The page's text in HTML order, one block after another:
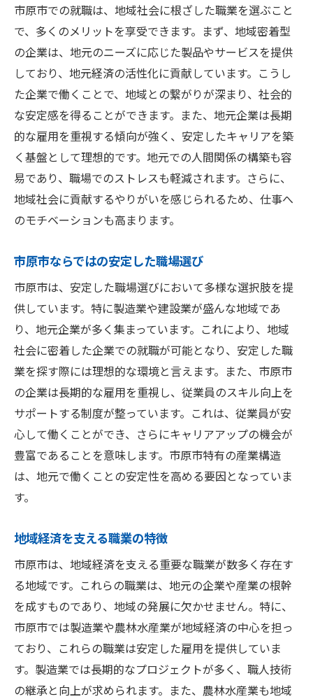
市原市での就職は、地域社会に根ざした職業を選ぶこと
で、多くのメリットを享受できます。まず、地域密着型
の企業は、地元のニーズに応じた製品やサービスを提供
しており、地元経済の活性化に貢献しています。こうし
た企業で働くことで、地域との繋がりが深まり、社会的
な安定感を得ることができます。また、地元企業は長期
的な雇用を重視する傾向が強く、安定したキャリアを築
く基盤として理想的です。地元での人間関係の構築も容
易であり、職場でのストレスも軽減されます。さらに、
地域社会に貢献するやりがいを感じられるため、仕事へ
のモチベーションも高まります。
市原市ならではの安定した職場選び
市原市は、安定した職場選びにおいて多様な選択肢を提
供しています。特に製造業や建設業が盛んな地域であ
り、地元企業が多く集まっています。これにより、地域
社会に密着した企業での就職が可能となり、安定した職
業を探す際には理想的な環境と言えます。また、市原市
の企業は長期的な雇用を重視し、従業員のスキル向上を
サポートする制度が整っています。これは、従業員が安
心して働くことができ、さらにキャリアアップの機会が
豊富であることを意味します。市原市特有の産業構造
は、地元で働くことの安定性を高める要因となっていま
す。
地域経済を支える職業の特徴
市原市は、地域経済を支える重要な職業が数多く存在す
る地域です。これらの職業は、地元の企業や産業の根幹
を成すものであり、地域の発展に欠かせません。特に、
市原市では製造業や農林水産業が地域経済の中心を担っ
ており、これらの職業は安定した雇用を提供していま
す。製造業では長期的なプロジェクトが多く、職人技術
の継承と向上が求められます。また、農林水産業も地域